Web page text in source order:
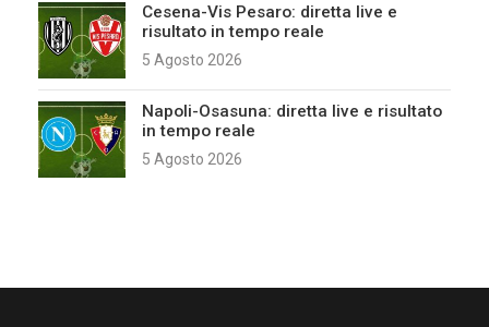
Cesena-Vis Pesaro: diretta live e
risultato in tempo reale
5 Agosto 2026
Napoli-Osasuna: diretta live e risultato
in tempo reale
5 Agosto 2026